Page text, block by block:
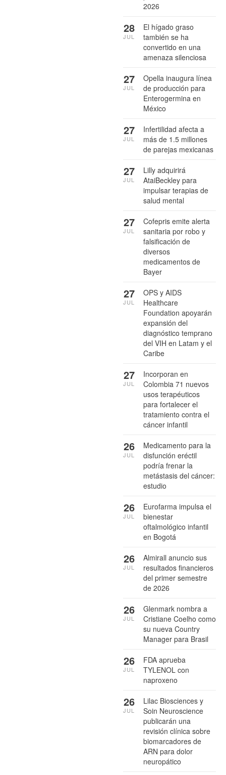
2026
El hígado graso
también se ha
convertido en una
amenaza silenciosa
28
JUL
Opella inaugura línea
de producción para
Enterogermina en
México
27
JUL
Infertilidad afecta a
más de 1.5 millones
de parejas mexicanas
27
JUL
Lilly adquirirá
AtaiBeckley para
impulsar terapias de
salud mental
27
JUL
Cofepris emite alerta
sanitaria por robo y
falsificación de
diversos
medicamentos de
Bayer
27
JUL
OPS y AIDS
Healthcare
Foundation apoyarán
expansión del
diagnóstico temprano
del VIH en Latam y el
Caribe
27
JUL
Incorporan en
Colombia 71 nuevos
usos terapéuticos
para fortalecer el
tratamiento contra el
cáncer infantil
27
JUL
Medicamento para la
disfunción eréctil
podría frenar la
metástasis del cáncer:
estudio
26
JUL
Eurofarma impulsa el
bienestar
oftalmológico infantil
en Bogotá
26
JUL
Almirall anuncio sus
resultados financieros
del primer semestre
de 2026
26
JUL
Glenmark nombra a
Cristiane Coelho como
su nueva Country
Manager para Brasil
26
JUL
FDA aprueba
TYLENOL con
naproxeno
26
JUL
Lilac Biosciences y
Soin Neuroscience
publicarán una
revisión clínica sobre
biomarcadores de
ARN para dolor
neuropático
26
JUL